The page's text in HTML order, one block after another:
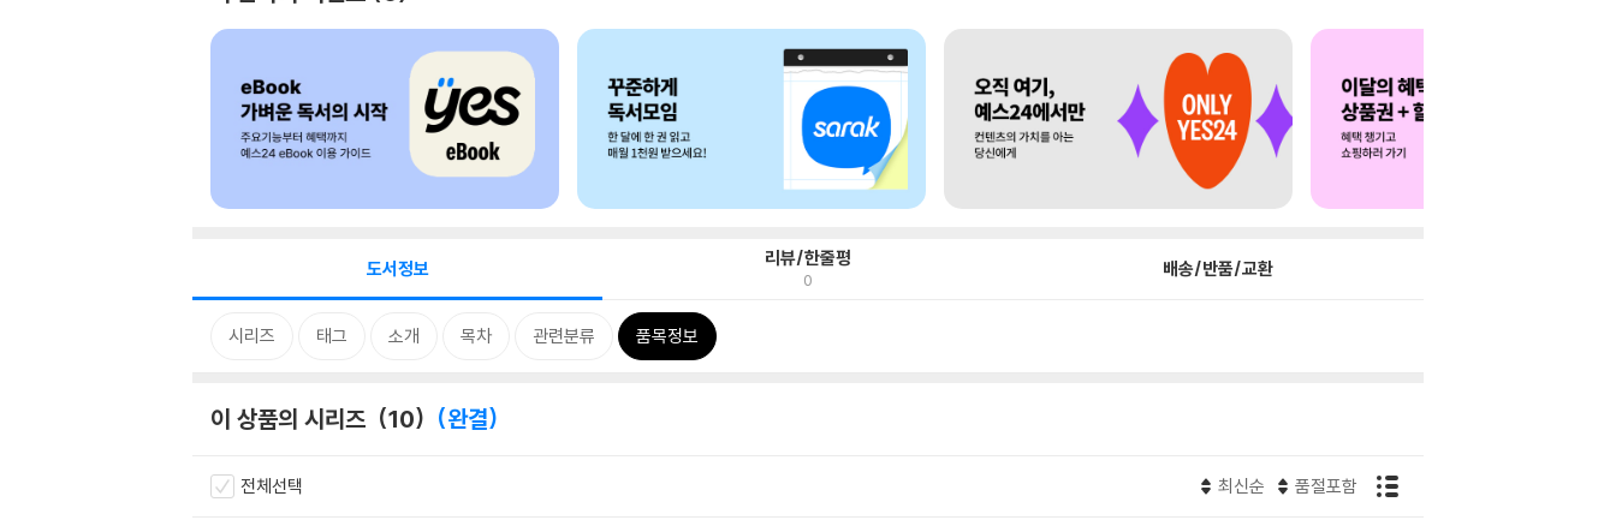
도서정보 리뷰/한줄평
0 배송/반품/교환
시리즈 태그 소개 목차 관련분류 품목정보
이 상품의 시리즈 10 완결
전체선택 최신순 품절포함